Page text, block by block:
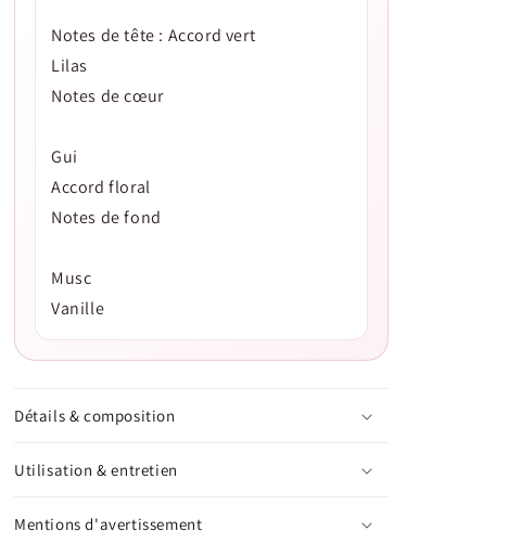
Notes de tête : Accord vert
Lilas
Notes de cœur
Gui
Accord floral
Notes de fond
Musc
Vanille
Détails & composition
Utilisation & entretien
Mentions d'avertissement